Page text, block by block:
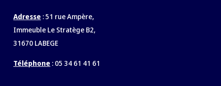
Adresse : 51 rue Ampère,
Immeuble Le Stratège B2,
31670 LABEGE
Téléphone : 05 34 61 41 61